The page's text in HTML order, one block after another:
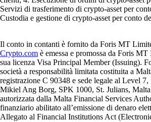
Servizi di trasferimento di crypto-asset per
Custodia e gestione di crypto-asset per conto
Il conto in contanti è fornito da Foris MT
Crypto.com è emessa e promossa da Foris
sua licenza Visa Principal Member (Issuing).
società a responsabilità limitata costituita a
registrazione C 90348 e sede legale al Level
Mikiel Ang Borg, SPK 1000, St. Julians,
autorizzata dalla Malta Financial Services
finanziario abilitato all’emissione di denaro
Allegato al Financial Institutions Act